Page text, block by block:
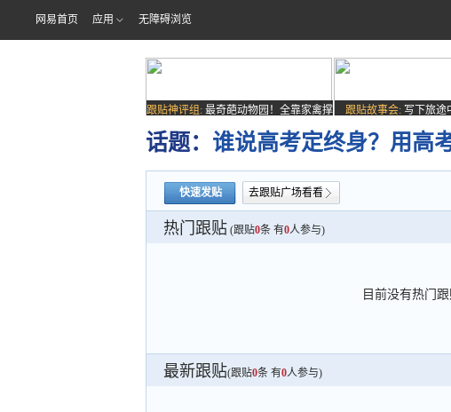
网易首页 应用 无障碍浏览
跟贴神评组: 最奇葩动物园！全靠家禽撑
场子
跟贴故事会: 写下旅途
话题： 谁说高考定终身？用高
快速发贴 去跟贴广场看看
热门跟贴 (跟贴0条 有0人参与)
目前没有热门
最新跟贴(跟贴0条 有0人参与)